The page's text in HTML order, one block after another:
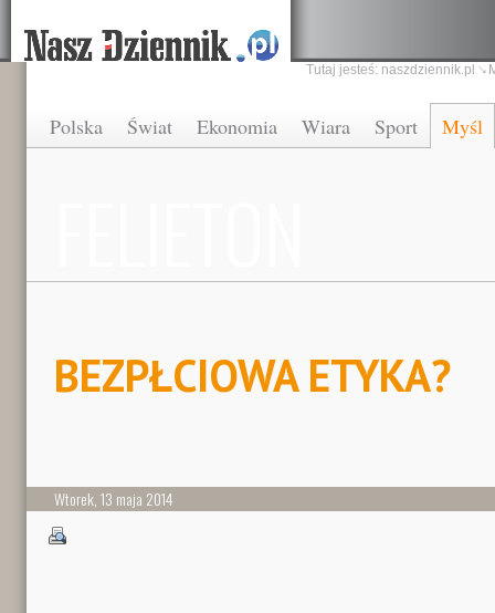
Polska Świat Ekonomia Wiara Sport Myśl
Tutaj jesteś: naszdziennik.pl
BEZPŁCIOWA ETYKA?
Wtorek, 13 maja 2014